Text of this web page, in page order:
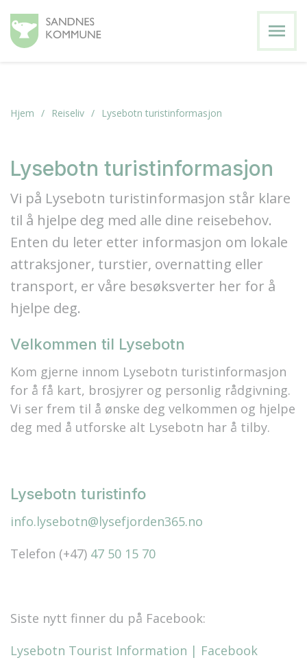
menu
Hjem Reiseliv Lysebotn turistinformasjon
Lysebotn turistinformasjon
Vi på Lysebotn turistinformasjon står klare
til å hjelpe deg med alle dine reisebehov.
Enten du leter etter informasjon om lokale
attraksjoner, turstier, overnatting eller
transport, er våre besøksverter her for å
hjelpe deg.
Velkommen til Lysebotn
Kom gjerne innom Lysebotn turistinformasjon
for å få kart, brosjyrer og personlig rådgivning.
Vi ser frem til å ønske deg velkommen og hjelpe
deg med å utforske alt Lysebotn har å tilby.
Lysebotn turistinfo
info.lysebotn@lysefjorden365.no
Telefon (+47) 47 50 15 70
Siste nytt finner du på Facebook:
Lysebotn Tourist Information | Facebook